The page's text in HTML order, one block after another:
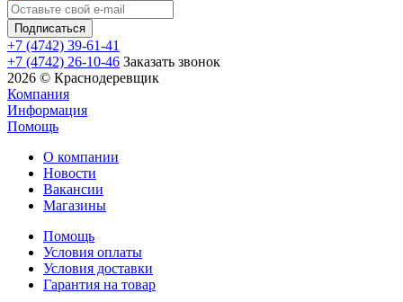
+7 (4742) 39-61-41
+7 (4742) 26-10-46 Заказать звонок
2026 © Краснодеревщик
Компания
Информация
Помощь
О компании
Новости
Вакансии
Магазины
Помощь
Условия оплаты
Условия доставки
Гарантия на товар